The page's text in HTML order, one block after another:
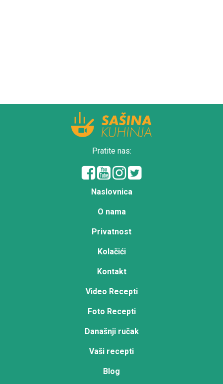
Pratite nas:
Naslovnica
O nama
Privatnost
Kolačići
Kontakt
Video Recepti
Foto Recepti
Današnji ručak
Vaši recepti
Blog